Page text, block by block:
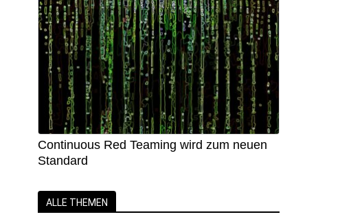
Continuous Red Teaming wird zum neuen
Standard
ALLE THEMEN